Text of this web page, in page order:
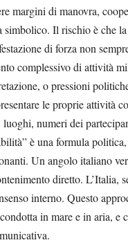
margini di manovra,
simbolico. Il rischio è che
di forza non
complessivo di attività
o pressioni
le proprie attività
numeri dei
è una formula
Un angolo italiano
diretto. L’Italia,
interno. Questo
in mare e in aria, e